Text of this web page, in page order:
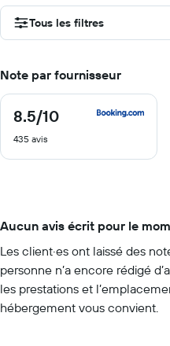
Tous les filtres
Note par fournisseur
8.5/10
8.5
10
435 avis
Aucun avis écrit pour le
Les client·es ont laissé des
personne n’a encore rédigé
les prestations et
hébergement vous convient.